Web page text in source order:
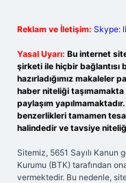
Reklam ve İletişim: Skype:
Yasal Uyarı: Bu internet
şirketi ile hiçbir bağlantısı
hazırladığımız makaleler
haber niteliği
paylaşım
benzerlikleri tamamen
halindedir ve tavsiye
Sitemiz, 5651 Sayılı
Kurumu (BTK) tarafından
vermektedir. Bu nedenle,